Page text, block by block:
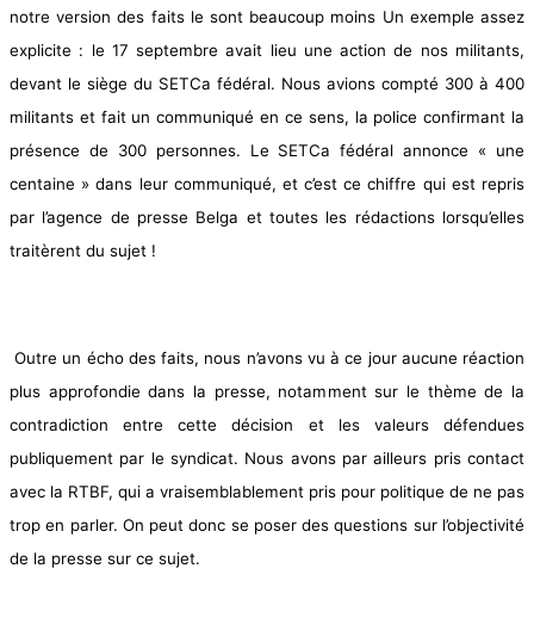
notre version des faits le sont beaucoup moins Un exemple assez
explicite : le 17 septembre avait lieu une action de nos militants,
devant le siège du SETCa fédéral. Nous avions compté 300 à 400
militants et fait un communiqué en ce sens, la police confirmant la
présence de 300 personnes. Le SETCa fédéral annonce « une
centaine » dans leur communiqué, et c’est ce chiffre qui est repris
par l’agence de presse Belga et toutes les rédactions lorsqu’elles
traitèrent du sujet !
Outre un écho des faits, nous n’avons vu à ce jour aucune réaction
plus approfondie dans la presse, notamment sur le thème de la
contradiction entre cette décision et les valeurs défendues
publiquement par le syndicat. Nous avons par ailleurs pris contact
avec la RTBF, qui a vraisemblablement pris pour politique de ne pas
trop en parler. On peut donc se poser des questions sur l’objectivité
de la presse sur ce sujet.